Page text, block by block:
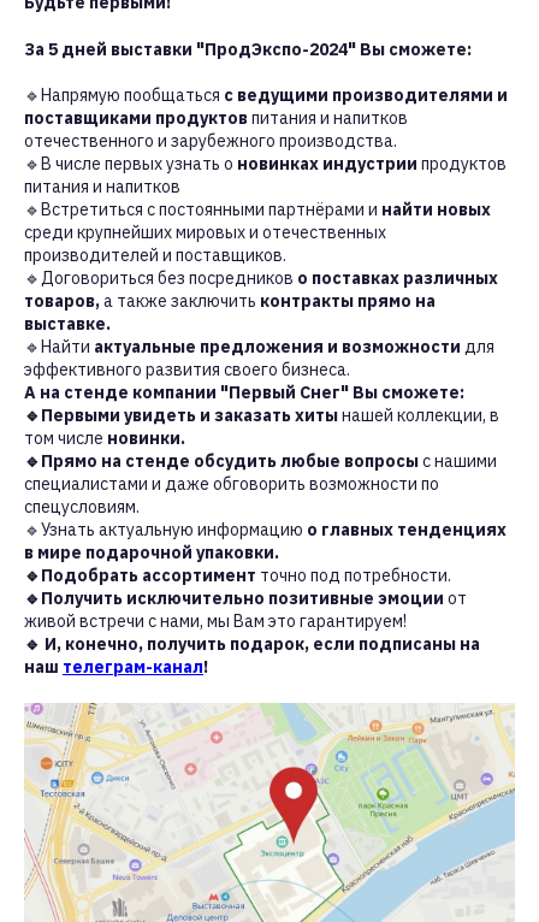
За 5 дней выставки "ПродЭкспо-2024" Вы сможете:
🔹Напрямую пообщаться с ведущими производителями и
поставщиками продуктовпитания и напитков
отечественного и зарубежного производства.
🔹В числе первых узнать о новинках индустрии продуктов
питания и напитков
🔹Встретиться с постоянными партнёрами и найти новых
среди крупнейших мировых и отечественных
производителей и поставщиков.
🔹Договориться без посредников о поставках различных
товаров,а также заключить контракты прямо на
выставке.
🔹Найти актуальные предложения и возможности для
эффективного развития своего бизнеса.
А на стенде компании "Первый Снег" Вы сможете:
🔹Первыми увидеть и заказать хитынашей коллекции, в
том числе новинки.
🔹Прямо на стенде обсудить любые вопросыс нашими
специалистами и даже обговорить возможности по
спецусловиям.
🔹Узнать актуальную информацию о главных тенденциях
в мире подарочной упаковки.
🔹Подобрать ассортимент точно под потребности.
🔹Получить исключительно позитивные эмоции от
живой встречи с нами, мы Вам это гарантируем!
🔹 И, конечно, получить подарок, если подписаны на
наш телеграм-канал!